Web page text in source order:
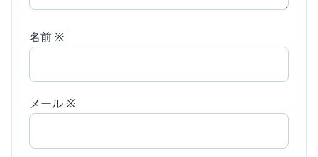
名前 ※
メール ※